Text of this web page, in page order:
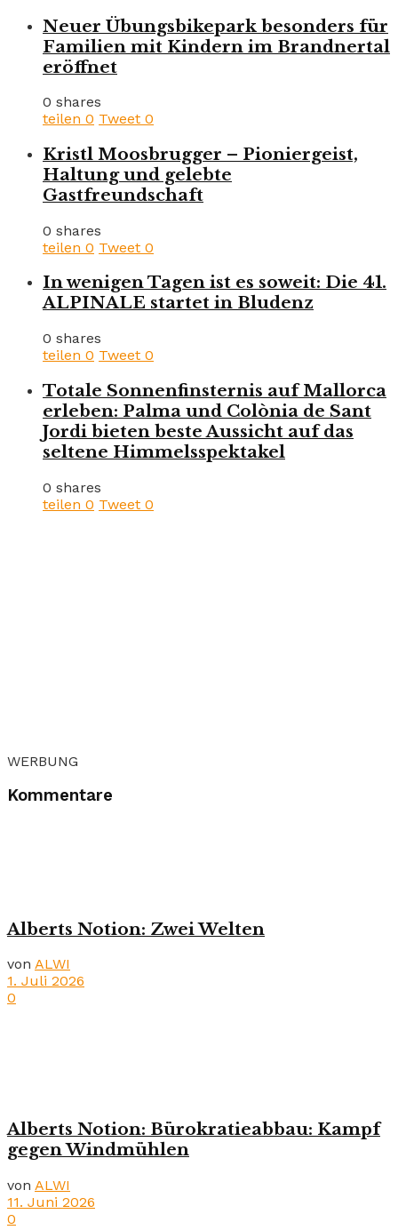
Neuer Übungsbikepark besonders für
Familien mit Kindern im Brandnertal
eröffnet
0 shares
teilen 0 Tweet 0
Kristl Moosbrugger – Pioniergeist,
Haltung und gelebte
Gastfreundschaft
0 shares
teilen 0 Tweet 0
In wenigen Tagen ist es soweit: Die 41.
ALPINALE startet in Bludenz
0 shares
teilen 0 Tweet 0
Totale Sonnenfinsternis auf Mallorca
erleben: Palma und Colònia de Sant
Jordi bieten beste Aussicht auf das
seltene Himmelsspektakel
0 shares
teilen 0 Tweet 0
WERBUNG
Kommentare
Alberts Notion: Zwei Welten
von ALWI
1. Juli 2026
0
Alberts Notion: Bürokratieabbau: Kampf
gegen Windmühlen
von ALWI
11. Juni 2026
0